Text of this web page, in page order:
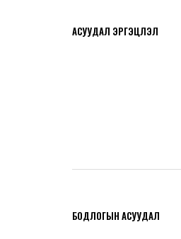
АСУУДАЛ ЭРГЭЦҮҮЛЭЛ
БОДЛОГЫН АСУУДАЛ